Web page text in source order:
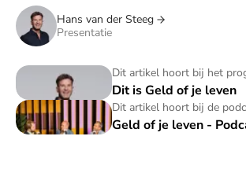
Hans van der Steeg
Presentatie
Dit artikel hoort bij het
Dit is Geld of je leven
Dit is Geld of je leven
Dit artikel hoort bij de
Geld of je leven -
Geld of je leven - Podcast